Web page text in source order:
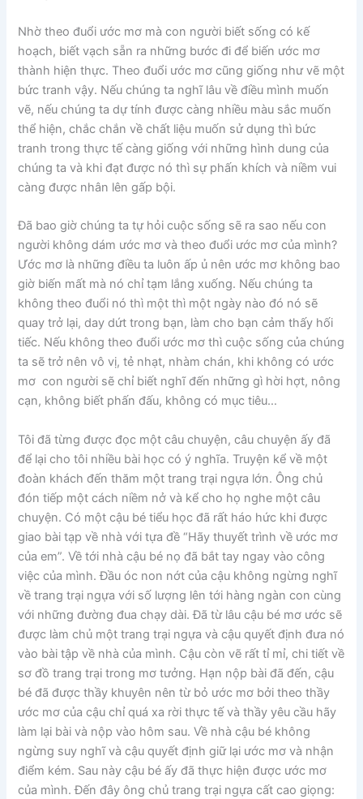
Nhờ theo đuổi ước mơ mà con người biết sống có kế
hoạch, biết vạch sẵn ra những bước đi để biến ước mơ
thành hiện thực. Theo đuổi ước mơ cũng giống như vẽ một
bức tranh vậy. Nếu chúng ta nghĩ lâu về điều mình muốn
vẽ, nếu chúng ta dự tính được càng nhiều màu sắc muốn
thể hiện, chắc chắn về chất liệu muốn sử dụng thì bức
tranh trong thực tế càng giống với những hình dung của
chúng ta và khi đạt được nó thì sự phấn khích và niềm vui
càng được nhân lên gấp bội.
Đã bao giờ chúng ta tự hỏi cuộc sống sẽ ra sao nếu con
người không dám ước mơ và theo đuổi ước mơ của mình?
Ước mơ là những điều ta luôn ấp ủ nên ước mơ không bao
giờ biến mất mà nó chỉ tạm lắng xuống. Nếu chúng ta
không theo đuổi nó thì một thì một ngày nào đó nó sẽ
quay trở lại, day dứt trong bạn, làm cho bạn cảm thấy hối
tiếc. Nếu không theo đuổi ước mơ thì cuộc sống của chúng
ta sẽ trở nên vô vị, tẻ nhạt, nhàm chán, khi không có ước
mơ con người sẽ chỉ biết nghĩ đến những gì hời hợt, nông
cạn, không biết phấn đấu, không có mục tiêu…
Tôi đã từng được đọc một câu chuyện, câu chuyện ấy đã
để lại cho tôi nhiều bài học có ý nghĩa. Truyện kể về một
đoàn khách đến thăm một trang trại ngựa lớn. Ông chủ
đón tiếp một cách niềm nở và kể cho họ nghe một câu
chuyện. Có một cậu bé tiểu học đã rất háo hức khi được
giao bài tạp về nhà với tựa đề “Hãy thuyết trình về ước mơ
của em”. Về tới nhà cậu bé nọ đã bắt tay ngay vào công
việc của mình. Đầu óc non nớt của cậu không ngừng nghĩ
về trang trại ngựa với số lượng lên tới hàng ngàn con cùng
với những đường đua chạy dài. Đã từ lâu cậu bé mơ ước sẽ
được làm chủ một trang trại ngựa và cậu quyết định đưa nó
vào bài tập về nhà của mình. Cậu còn vẽ rất tỉ mỉ, chi tiết về
sơ đồ trang trại trong mơ tưởng. Hạn nộp bài đã đến, cậu
bé đã được thầy khuyên nên từ bỏ ước mơ bởi theo thầy
ước mơ của cậu chỉ quá xa rời thực tế và thầy yêu cầu hãy
làm lại bài và nộp vào hôm sau. Về nhà cậu bé không
ngừng suy nghĩ và cậu quyết định giữ lại ước mơ và nhận
điểm kém. Sau này cậu bé ấy đã thực hiện được ước mơ
của mình. Đến đây ông chủ trang trại ngựa cất cao giọng: